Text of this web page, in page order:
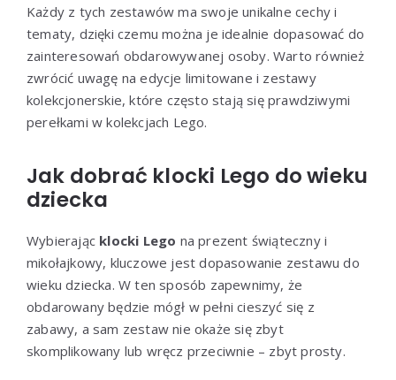
Każdy z tych zestawów ma swoje unikalne cechy i
tematy, dzięki czemu można je idealnie dopasować do
zainteresowań obdarowywanej osoby. Warto również
zwrócić uwagę na edycje limitowane i zestawy
kolekcjonerskie, które często stają się prawdziwymi
perełkami w kolekcjach Lego.
Jak dobrać klocki Lego do wieku
dziecka
Wybierając klocki Lego na prezent świąteczny i
mikołajkowy, kluczowe jest dopasowanie zestawu do
wieku dziecka. W ten sposób zapewnimy, że
obdarowany będzie mógł w pełni cieszyć się z
zabawy, a sam zestaw nie okaże się zbyt
skomplikowany lub wręcz przeciwnie – zbyt prosty.